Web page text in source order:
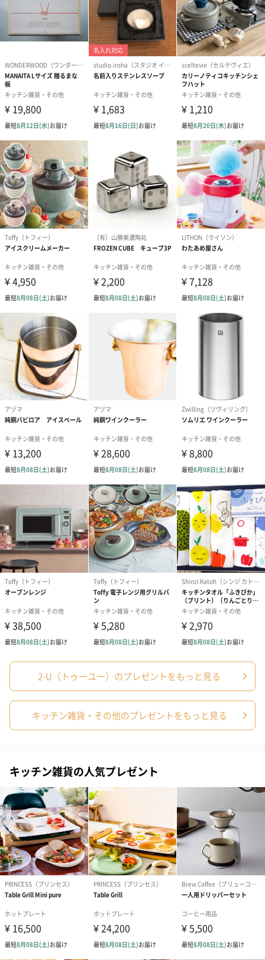
あり（330円）
包装紙
リボン（0円） シール（0円） 父の日（0円）
2-U（トゥーユー）のプレゼントをもっと見る
キッチン雑貨・その他のプレゼントをもっと見る
キッチン雑貨の人気プレゼント